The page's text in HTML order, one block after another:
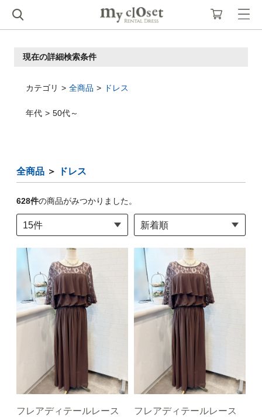
現在の詳細検索条件
カテゴリ 全商品 ドレス
年代 50代～
全商品 ＞ ドレス
628件の商品がみつかりました。
フレアディテールレース
フレアディテールレース